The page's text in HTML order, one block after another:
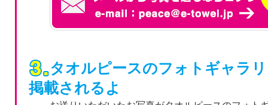
タオルピースのフォトギャラ
掲載されるよ